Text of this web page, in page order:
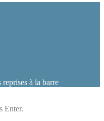
à la barre
Enter.